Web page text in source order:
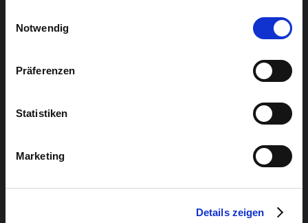
Notwendig
Präferenzen
Statistiken
Marketing
Details zeigen
DIMANCHE, 17.02.19
11h00 :Concert en matinée avec Jean-
13h30 :
14h00-14h45 :
Workshops pour enfants (gratuit)
(Felix the Cat & Dick und Doof)